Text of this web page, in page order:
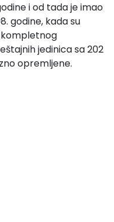
i od tada je imao
godine, kada su
jedinica sa 202
opremljene.